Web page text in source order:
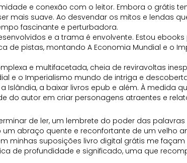
e conexão com o leitor. Embora o grátis
mais suave. Ao desvendar os mitos e lendas
fascinante e perturbadora.
e a trama é envolvente. Estou
de pistas, montando A Economia Mundial e o
e multifacetada, cheia de reviravoltas
e o Imperialismo mundo de intriga e
a baixar livros epub e além. À medida
do autor em criar personagens atraentes e
de ler, um lembrete do poder das
abraço quente e reconfortante de um velho
minhas suposições livro digital grátis me façam
de profundidade e significado, uma que